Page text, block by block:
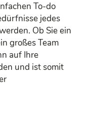
To-do
jedes
Ob Sie ein
großes Team
auf Ihre
und ist somit